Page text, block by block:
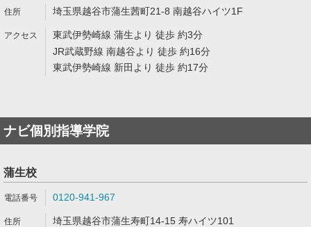
埼玉県越谷市蒲生茜町21-8 南越谷ハイツ1F
東武伊勢崎線 蒲生より 徒歩 約3分
JR武蔵野線 南越谷より 徒歩 約16分
東武伊勢崎線 新田より 徒歩 約17分
ナビ個別指導学院
蒲生校
0120-941-967
埼玉県越谷市蒲生寿町14-15 寿ハイツ101